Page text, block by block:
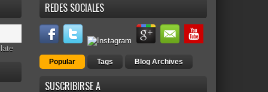
REDES SOCIALES
Popular Tags Blog Archives
SUSCRIBIRSE A